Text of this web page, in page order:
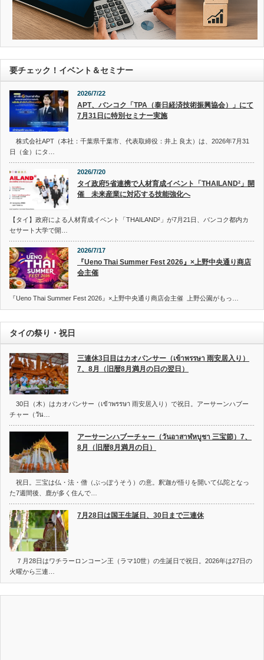
要チェック！イベント＆セミナー
2026/7/22
APT、バンコク「TPA（泰日経済技術振興協会）」にて
7月31日に特別セミナー実施
株式会社APT（本社：千葉県千葉市、代表取締役：井上 良太）は、2026年7月31
日（金）にタ…
2026/7/20
タイ政府5省連携で人材育成イベント「THAILAND²」開
催 未来産業に対応する技能強化へ
【タイ】政府による人材育成イベント「THAILAND²」が7月21日、バンコク都内カ
セサート大学で開…
2026/7/17
『Ueno Thai Summer Fest 2026』×上野中央通り商店
会主催
『Ueno Thai Summer Fest 2026』×上野中央通り商店会主催 上野公園がもっ…
タイの祭り・祝日
三連休3日目はカオパンサー（เข้าพรรษา 雨安居入り）
7、8月（旧暦8月満月の日の翌日）
30日（木）はカオパンサー（เข้าพรรษา 雨安居入り）で祝日。アーサーンハブー
チャー（วัน…
アーサーンハブーチャー（วันอาสาฬหบูชา 三宝節）7、
8月（旧暦8月満月の日）
祝日。三宝は仏・法・僧（ぶっぽうそう）の意。釈迦が悟りを開いて仏陀となっ
た7週間後、鹿が多く住んで…
7月28日は国王生誕日、30日まで三連休
７月28日はワチラーロンコーン王（ラマ10世）の生誕日で祝日。2026年は27日の
火曜から三連…